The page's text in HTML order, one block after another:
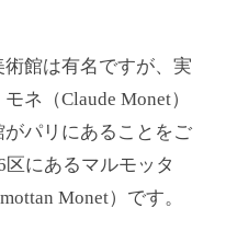
館は有名ですが、実
ネ（Claude Monet）
パリにあることをご
にあるマルモッタ
Monet）です。